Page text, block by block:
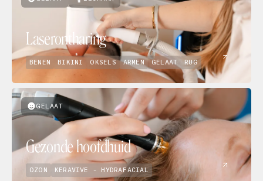
Laserontharing
BENEN BIKINI OKSELS ARMEN GELAAT RUG
GELAAT
Gezonde hoofdhuid
OZON KERAVIVE - HYDRAFACIAL